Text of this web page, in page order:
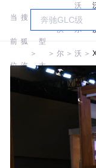
当
前
位
搜
狐
汽
＞
车
型
大
全
＞
沃
尔
沃
＞
沃
尔
沃
亚
太
＞